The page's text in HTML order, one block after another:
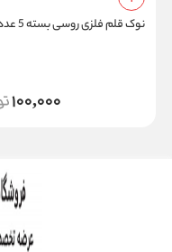
نوک قلم فلزی روسی بسته 5 عددی
100,000